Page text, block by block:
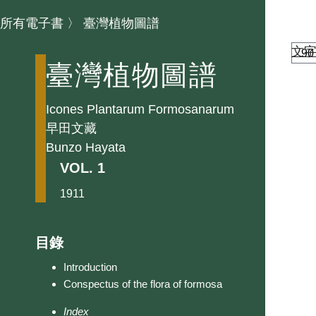
所有電子書 〉 臺灣植物圖譜
臺灣植物圖譜
Icones Plantarum Formosanarum
早田文藏
Bunzo Hayata
VOL. 1
1911
目錄
Introduction
Conspectus of the flora of formosa
Index
文